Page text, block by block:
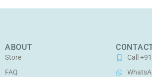
ABOUT
Store
FAQ
Call